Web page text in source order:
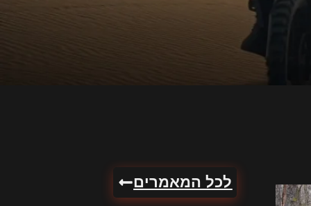
לכל המאמרים